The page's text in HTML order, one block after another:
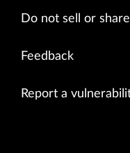
Do not sell or
Feedback
Report a